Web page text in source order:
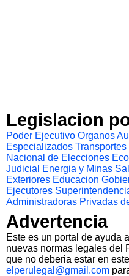
Legislacion
Poder Ejecutivo Organos
Especializados
Nacional de Elecciones
Judicial
Energia y Minas
Exteriores Educacion
Ejecutores
Administradoras Privadas
Advertencia
Este es un portal de ayuda
nuevas normas legales del
que no deberia estar en
elperulegal@gmail.com